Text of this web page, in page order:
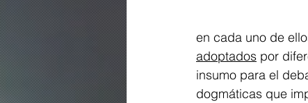
en cada uno de
adoptados por
insumo para el
dogmáticas que